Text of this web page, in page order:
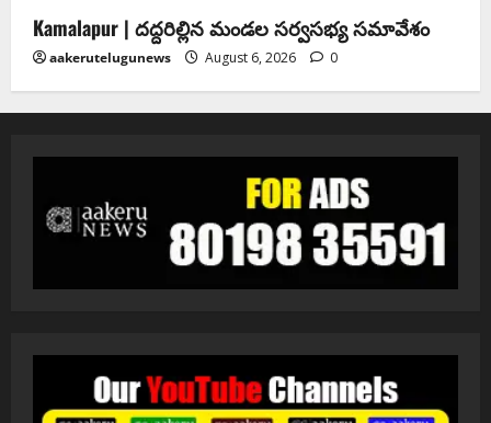
Kamalapur | దద్దరిల్లిన మండల సర్వసభ్య సమావేశం
aakerutelugunews August 6, 2026 0